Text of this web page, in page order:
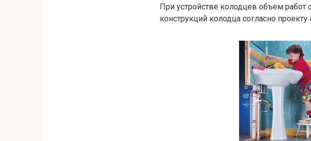
При устройстве колодцев объем
конструкций колодца согласно проекту